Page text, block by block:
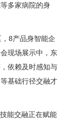
多家病院的身
8产品身智能企
现场展示中，东
依赖及时感知与
基础行径交融才
能交融正在赋能